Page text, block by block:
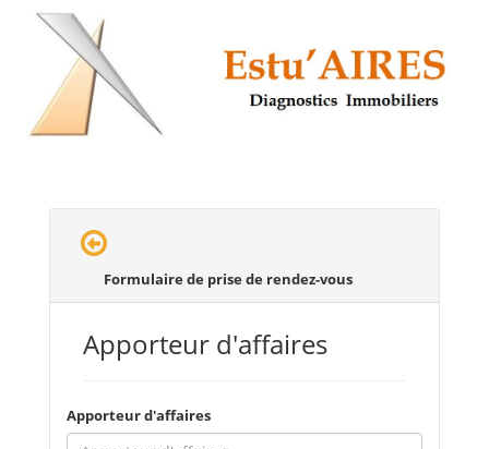
Formulaire de prise de rendez-vous
Apporteur d'affaires
Apporteur d'affaires